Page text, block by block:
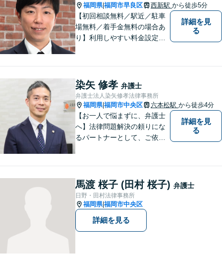
福岡県|福岡市早良区 西新駅 から徒歩5分
【初回相談無料／駅近／駐車
場無料／着手金無料の場合あ
り】利用しやすい料金設定に
解決へ導きます。話しやすい
雰囲気を大切に、寄り添いつ
つ冷静で強力な味方になりま
す。
詳細を見
る
染矢 修孝 弁護士
弁護士法人染矢修孝法律事務所
福岡県|福岡市中央区 六本松駅 から徒歩4分
【お一人で悩まずに、弁護士
へ】法律問題解決の頼りにな
るパートナーとして、ご依頼
じめ、「離婚事件」、「損害
賠償請求事件」、「刑事事
件」まで多数の事件の取り扱
い【分割払い可】
詳細を見
る
馬渡 桜子 (田村 桜子) 弁護士
日野・田村法律事務所
福岡県|福岡市中央区
詳細を見る